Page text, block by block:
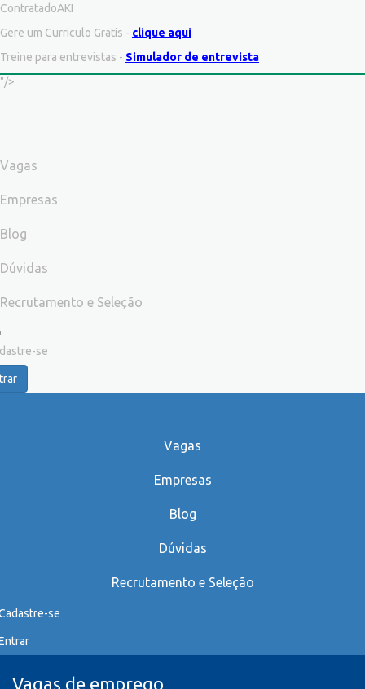
ContratadoAKI
Gere um Curriculo Gratis - clique aqui
Treine para entrevistas - Simulador de entrevista
"/>
Vagas
Empresas
Blog
Dúvidas
Recrutamento e Seleção
se
Vagas
Empresas
Blog
Dúvidas
Recrutamento e Seleção
se
Vagas de emprego